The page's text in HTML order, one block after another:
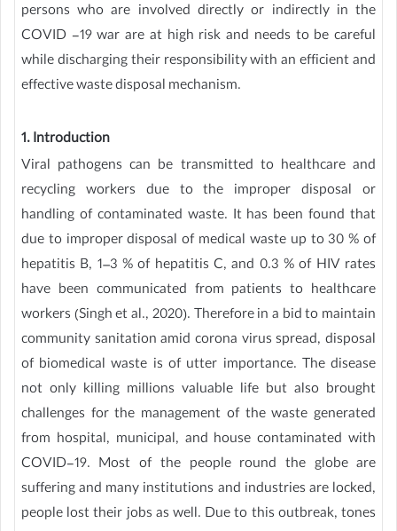
persons who are involved directly or indirectly in the
COVID -19 war are at high risk and needs to be careful
while discharging their responsibility with an efficient and
effective waste disposal mechanism.
1. Introduction
Viral pathogens can be transmitted to healthcare and
recycling workers due to the improper disposal or
handling of contaminated waste. It has been found that
due to improper disposal of medical waste up to 30 % of
hepatitis B, 1–3 % of hepatitis C, and 0.3 % of HIV rates
have been communicated from patients to healthcare
workers (Singh et al., 2020). Therefore in a bid to maintain
community sanitation amid corona virus spread, disposal
of biomedical waste is of utter importance. The disease
not only killing millions valuable life but also brought
challenges for the management of the waste generated
from hospital, municipal, and house contaminated with
COVID-19. Most of the people round the globe are
suffering and many institutions and industries are locked,
people lost their jobs as well. Due to this outbreak, tones